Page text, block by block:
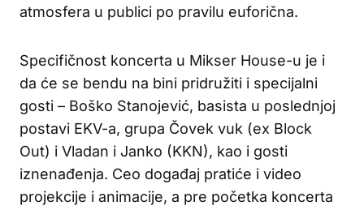
atmosfera u publici po pravilu euforična.
Specifičnost koncerta u Mikser House-u je i
da će se bendu na bini pridružiti i specijalni
gosti – Boško Stanojević, basista u poslednjoj
postavi EKV-a, grupa Čovek vuk (ex Block
Out) i Vladan i Janko (KKN), kao i gosti
iznenađenja. Ceo događaj pratiće i video
projekcije i animacije, a pre početka koncerta